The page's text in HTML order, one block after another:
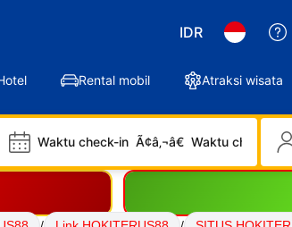
IDR
Rental mobil Atraksi wisata
Waktu check-in Ã¢â‚¬â€ Waktu check-out